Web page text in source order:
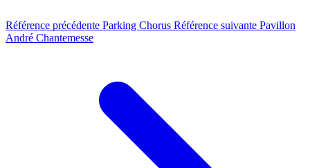
Référence précédente Parking Chorus Référence suivante Pavillon
André Chantemesse